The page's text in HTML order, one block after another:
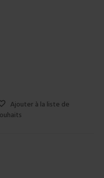
Ajouter à la liste de